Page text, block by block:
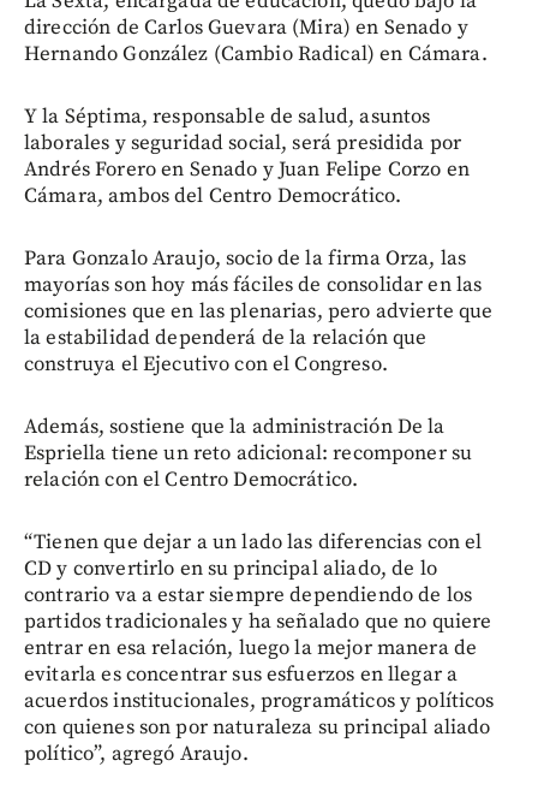
dirección de Carlos Guevara (Mira) en Senado y
Hernando González (Cambio Radical) en Cámara.
Y la Séptima, responsable de salud, asuntos
laborales y seguridad social, será presidida por
Andrés Forero en Senado y Juan Felipe Corzo en
Cámara, ambos del Centro Democrático.
Para Gonzalo Araujo, socio de la firma Orza, las
mayorías son hoy más fáciles de consolidar en las
comisiones que en las plenarias, pero advierte que
la estabilidad dependerá de la relación que
construya el Ejecutivo con el Congreso.
Además, sostiene que la administración De la
Espriella tiene un reto adicional: recomponer su
relación con el Centro Democrático.
“Tienen que dejar a un lado las diferencias con el
CD y convertirlo en su principal aliado, de lo
contrario va a estar siempre dependiendo de los
partidos tradicionales y ha señalado que no quiere
entrar en esa relación, luego la mejor manera de
evitarla es concentrar sus esfuerzos en llegar a
acuerdos institucionales, programáticos y políticos
con quienes son por naturaleza su principal aliado
político”, agregó Araujo.